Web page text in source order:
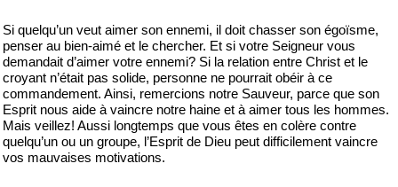
Si quelqu’un veut aimer son ennemi, il doit chasser son égoïsme,
penser au bien-aimé et le chercher. Et si votre Seigneur vous
demandait d’aimer votre ennemi? Si la relation entre Christ et le
croyant n’était pas solide, personne ne pourrait obéir à ce
commandement. Ainsi, remercions notre Sauveur, parce que son
Esprit nous aide à vaincre notre haine et à aimer tous les hommes.
Mais veillez! Aussi longtemps que vous êtes en colère contre
quelqu’un ou un groupe, l’Esprit de Dieu peut difficilement vaincre
vos mauvaises motivations.